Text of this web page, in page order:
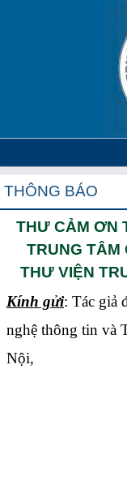
THÔNG BÁO
THƯ CẢM ƠN
TRUNG TÂM
THƯ VIỆN
Kính gửi: Tác giả
nghệ thông tin và
Nội,